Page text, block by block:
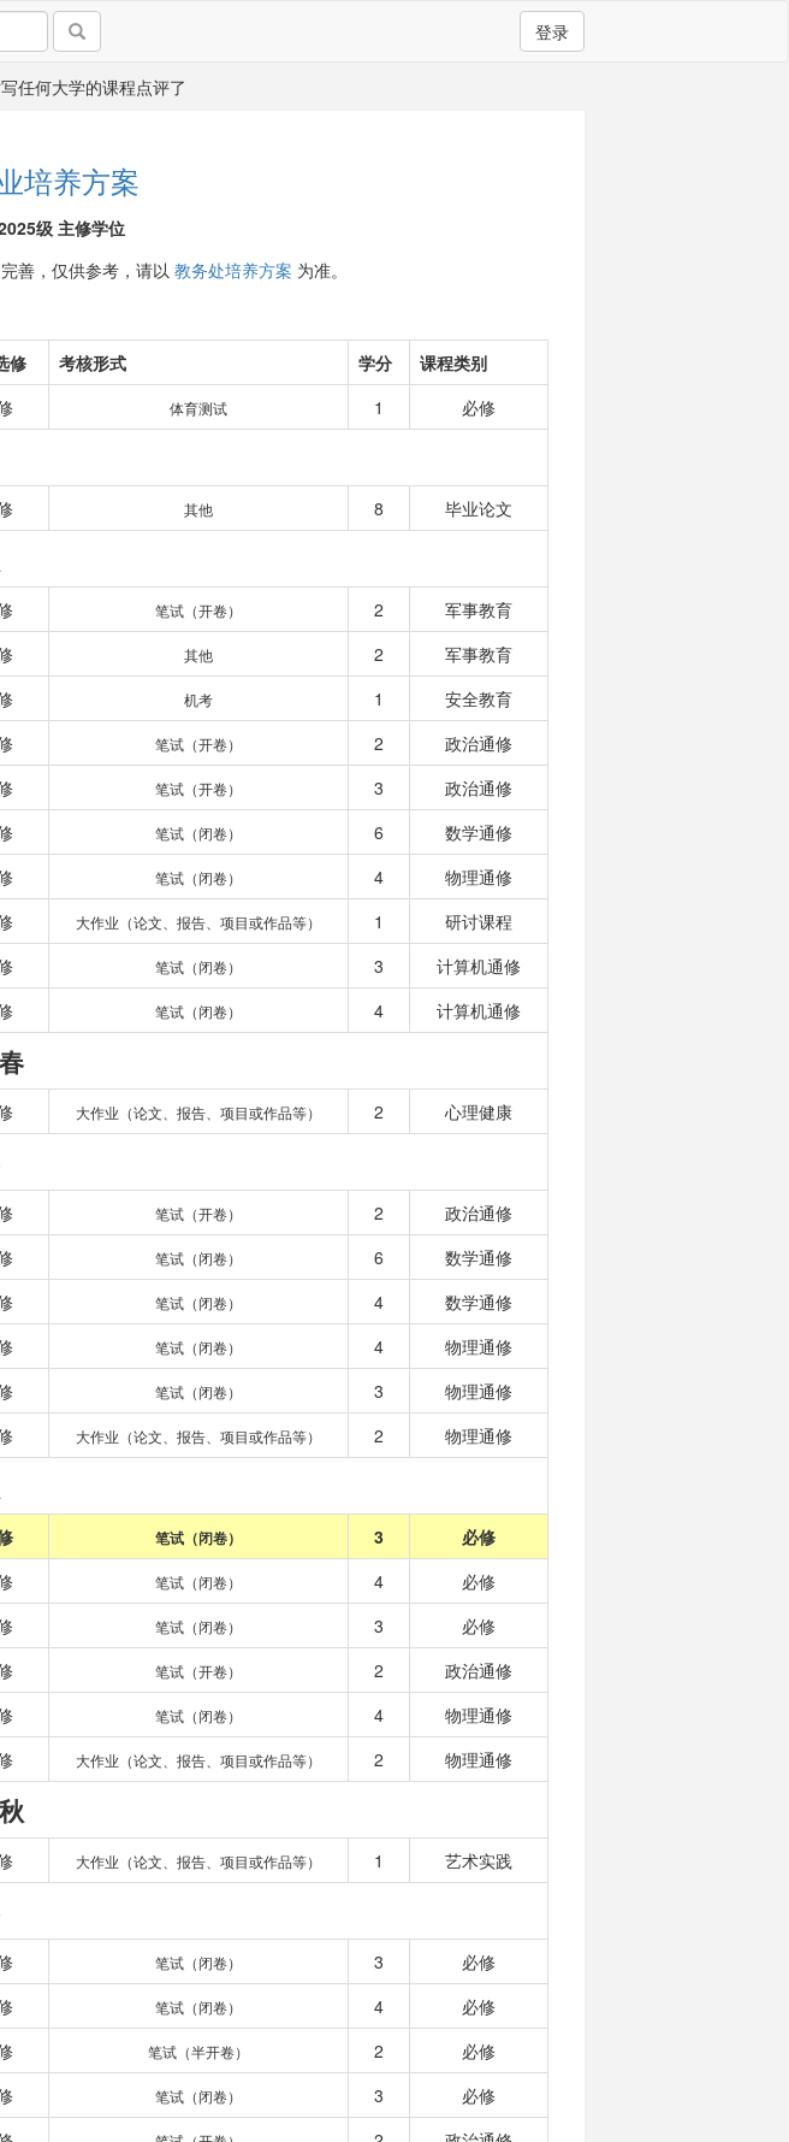
登录
任何大学的课程点评了
培养方案
级 主修学位
善，仅供参考，请以 教务处培养方案 为准。
修 考核形式 学分
课程类别
体育测试 1 必修
其他 8 毕业论文
笔试（开卷） 2
军事教育
其他 2
军事教育
机考 1
安全教育
笔试（开卷） 2
政治通修
笔试（开卷） 3
政治通修
笔试（闭卷） 6
数学通修
笔试（闭卷） 4
物理通修
大作业（论文、报告、项目或作品等） 1
研讨课程
笔试（闭卷） 3
计算机通修
笔试（闭卷） 4 计算机通修
大作业（论文、报告、项目或作品等） 2 心理健康
笔试（开卷） 2
政治通修
笔试（闭卷） 6
数学通修
笔试（闭卷） 4
数学通修
笔试（闭卷） 4
物理通修
笔试（闭卷） 3
物理通修
大作业（论文、报告、项目或作品等） 2 物理通修
笔试（闭卷） 3
必修
笔试（闭卷） 4
必修
笔试（闭卷） 3
必修
笔试（开卷） 2
政治通修
笔试（闭卷） 4
物理通修
大作业（论文、报告、项目或作品等） 2 物理通修
大作业（论文、报告、项目或作品等） 1 艺术实践
笔试（闭卷） 3
必修
笔试（闭卷） 4
必修
笔试（半开卷） 2
必修
笔试（闭卷） 3
必修